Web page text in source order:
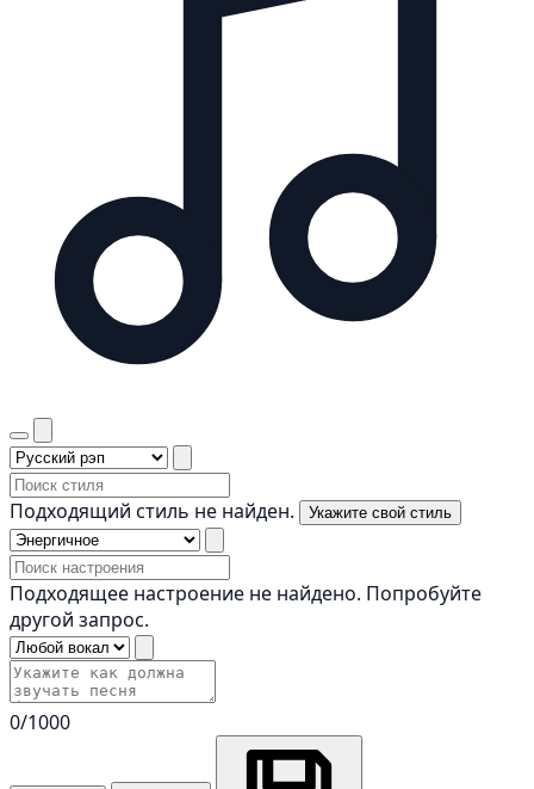
Подходящий стиль не найден. Укажите свой стиль
Подходящее настроение не найдено. Попробуйте
другой запрос.
0/1000